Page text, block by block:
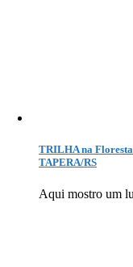
TRILHA na
TAPERA/RS
Aqui mostro um